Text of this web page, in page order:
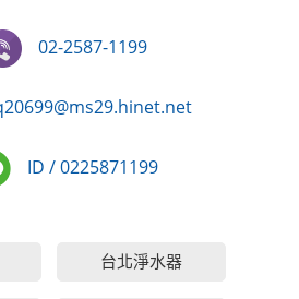
02-2587-1199
ID / 0225871199
台北淨水器